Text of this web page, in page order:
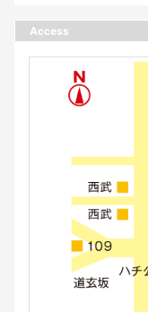
Access